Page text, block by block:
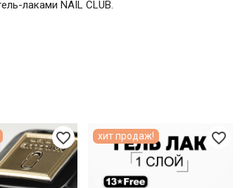
лаками NAIL CLUB.
favorite_border favorite_border
хит продаж!